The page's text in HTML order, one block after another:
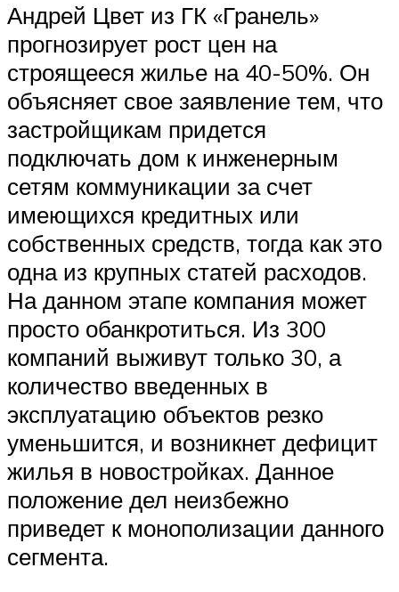
Андрей Цвет из ГК «Гранель»
прогнозирует рост цен на
строящееся жилье на 40-50%. Он
объясняет свое заявление тем, что
застройщикам придется
подключать дом к инженерным
сетям коммуникации за счет
имеющихся кредитных или
собственных средств, тогда как это
одна из крупных статей расходов.
На данном этапе компания может
просто обанкротиться. Из 300
компаний выживут только 30, а
количество введенных в
эксплуатацию объектов резко
уменьшится, и возникнет дефицит
жилья в новостройках. Данное
положение дел неизбежно
приведет к монополизации данного
сегмента.